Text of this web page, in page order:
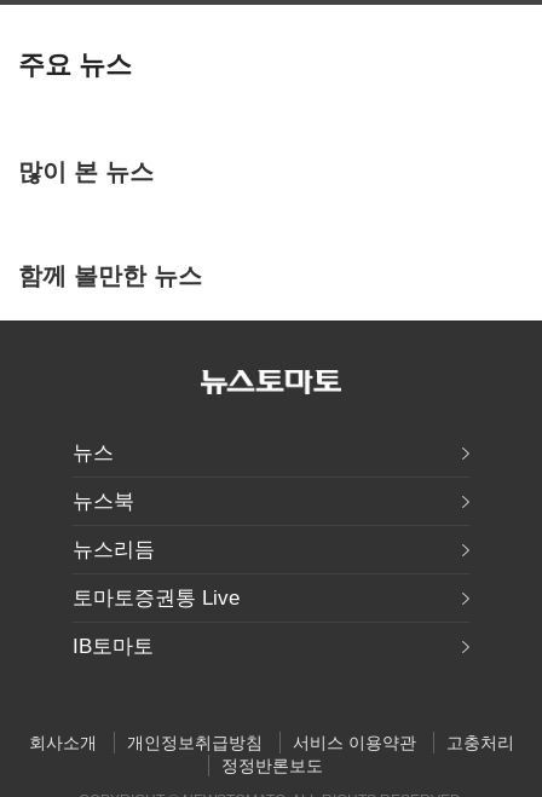
주요 뉴스
많이 본 뉴스
함께 볼만한 뉴스
뉴스
뉴스북
뉴스리듬
토마토증권통 Live
IB토마토
회사소개 개인정보취급방침 서비스 이용약관
고충처리
정정반론보도